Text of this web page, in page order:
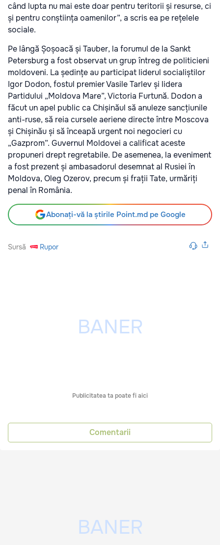
când lupta nu mai este doar pentru teritorii și resurse, ci
și pentru conștiința oamenilor”, a scris ea pe rețelele
sociale.
Pe lângă Șoșoacă și Tauber, la forumul de la Sankt
Petersburg a fost observat un grup întreg de politicieni
moldoveni. La ședințe au participat liderul socialiștilor
Igor Dodon, fostul premier Vasile Tarlev și lidera
Partidului „Moldova Mare”, Victoria Furtună. Dodon a
făcut un apel public ca Chișinăul să anuleze sancțiunile
anti-ruse, să reia cursele aeriene directe între Moscova
și Chișinău și să înceapă urgent noi negocieri cu
„Gazprom”. Guvernul Moldovei a calificat aceste
propuneri drept regretabile. De asemenea, la eveniment
a fost prezent și ambasadorul desemnat al Rusiei în
Moldova, Oleg Ozerov, precum și frații Tate, urmăriți
penal în România.
Abonați-vă la știrile Point.md pe Google
Sursă Rupor
Publicitatea ta poate fi aici
Comentarii